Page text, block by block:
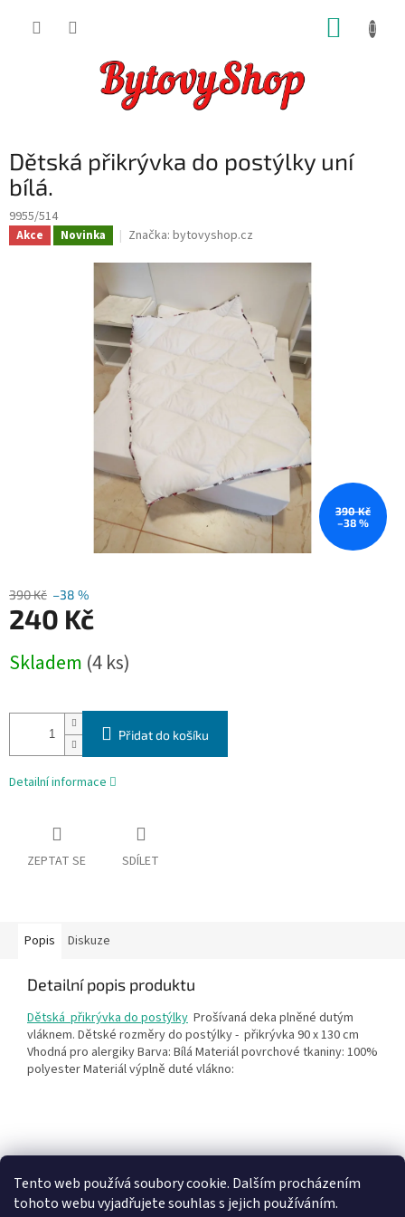
Tento web používá soubory cookie. Dalším procházením
tohoto webu vyjadřujete souhlas s jejich používáním.
Dětská přikrývka do postýlky uní
bílá.
9955/514
Akce Novinka Značka: bytovyshop.cz
390 Kč
–38 %
390 Kč –38 %
240 Kč
cena:
Skladem (4 ks)
Přidat do košíku
Detailní informace
ZEPTAT SE SDÍLET
Popis Diskuze
Detailní popis produktu
Dětská přikrývka do postýlky Prošívaná deka plněné dutým
vláknem. Dětské rozměry do postýlky - přikrývka 90 x 130 cm
Vhodná pro alergiky Barva: Bílá Materiál povrchové tkaniny: 100%
polyester Materiál výplně duté vlákno:
á